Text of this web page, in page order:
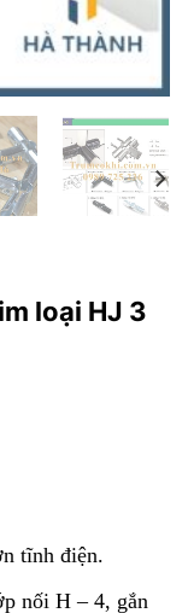
loại HJ 3
tĩnh điện.
nối H – 4, gắn